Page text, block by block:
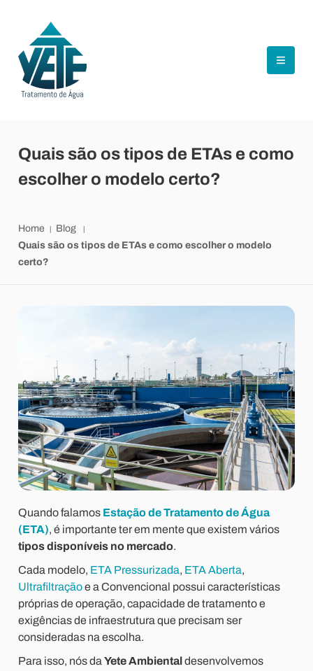
Quais são os tipos de ETAs e como
escolher o modelo certo?
Home
Blog
Quais são os tipos de ETAs e como escolher o modelo
certo?
Quando falamos Estação de Tratamento de Água
(ETA), é importante ter em mente que existem vários
tipos disponíveis no mercado.
Cada modelo, ETA Pressurizada, ETA Aberta,
Ultrafiltraçãoe a Convencional possui características
próprias de operação, capacidade de tratamento e
exigências de infraestrutura que precisam ser
consideradas na escolha.
Para isso, nós da Yete Ambiental desenvolvemos